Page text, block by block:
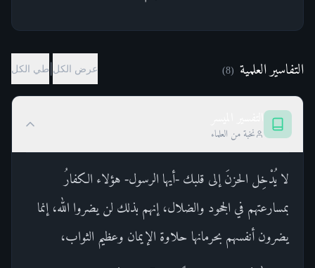
التفاسير العلمية (
8
) عرض الكل طي الكل
نخبة من العلماء
لا يُدْخِل الحزنَ إلى قلبك -أيها الرسول- هؤلاء الكفارُ
بمسارعتهم في الجحود والضلال، إنهم بذلك لن يضروا الله، إنما
يضرون أنفسهم بحرمانها حلاوة الإيمان وعظيم الثواب،